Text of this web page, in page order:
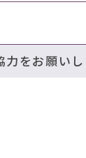
力をお願い